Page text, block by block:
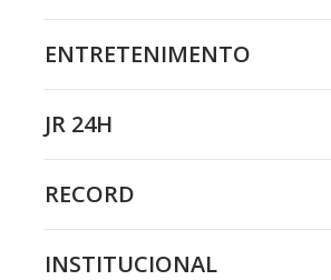
ENTRETENIMENTO
JR 24H
RECORD
INSTITUCIONAL